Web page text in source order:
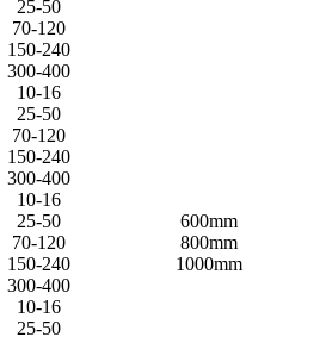
600mm
800mm
1000mm
25-50
70-120
150-240
300-400
10-16
25-50
70-120
150-240
300-400
10-16
25-50
70-120
150-240
300-400
10-16
25-50